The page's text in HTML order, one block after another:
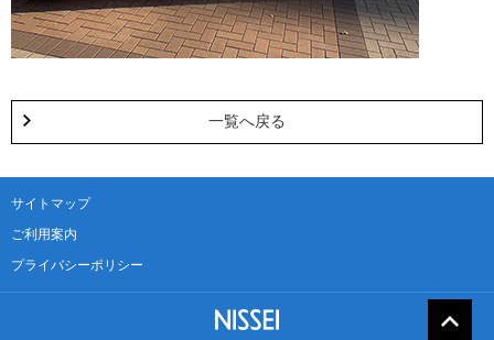
一覧へ戻る
サイトマップ
ご利用案内
プライバシーポリシー